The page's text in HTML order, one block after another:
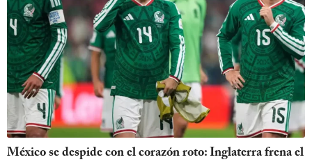
México se despide con el corazón roto: Inglaterra frena el